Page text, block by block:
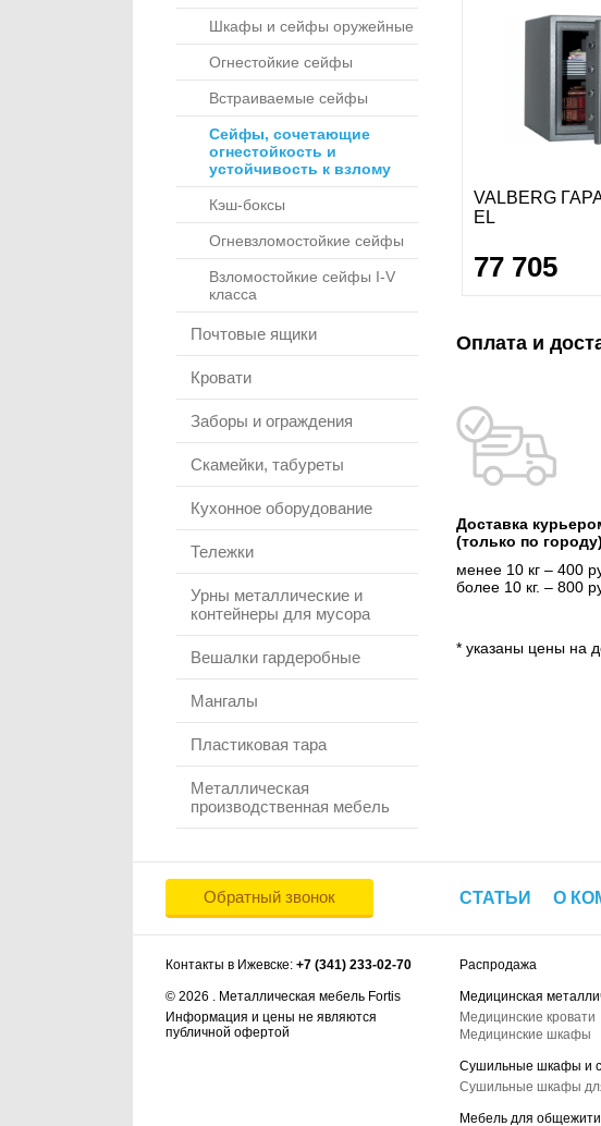
Шкафы и сейфы оружейные
Огнестойкие сейфы
Встраиваемые сейфы
Сейфы, сочетающие
огнестойкость и
устойчивость к взлому
Кэш-боксы
Огневзломостойкие сейфы
Взломостойкие сейфы I-V
класса
Почтовые ящики
Кровати
Заборы и ограждения
Скамейки, табуреты
Кухонное оборудование
Тележки
Урны металлические и
контейнеры для мусора
Вешалки гардеробные
Мангалы
Пластиковая тара
Металлическая
производственная мебель
VALBERG
EL
77 705
Оплата и
Доставка
(только по городу)
менее 10 кг – 400
более 10 кг. – 800
* указаны цены на
Обратный звонок СТАТЬИ О
Контакты в Ижевске: +7 (341) 233-02-70
© 2026 . Металлическая мебель Fortis
Информация и цены не являются
публичной офертой
Распродажа
Медицинская
Медицинские кровати
Медицинские шкафы
Сушильные шкафы и
Сушильные шкафы
Мебель для